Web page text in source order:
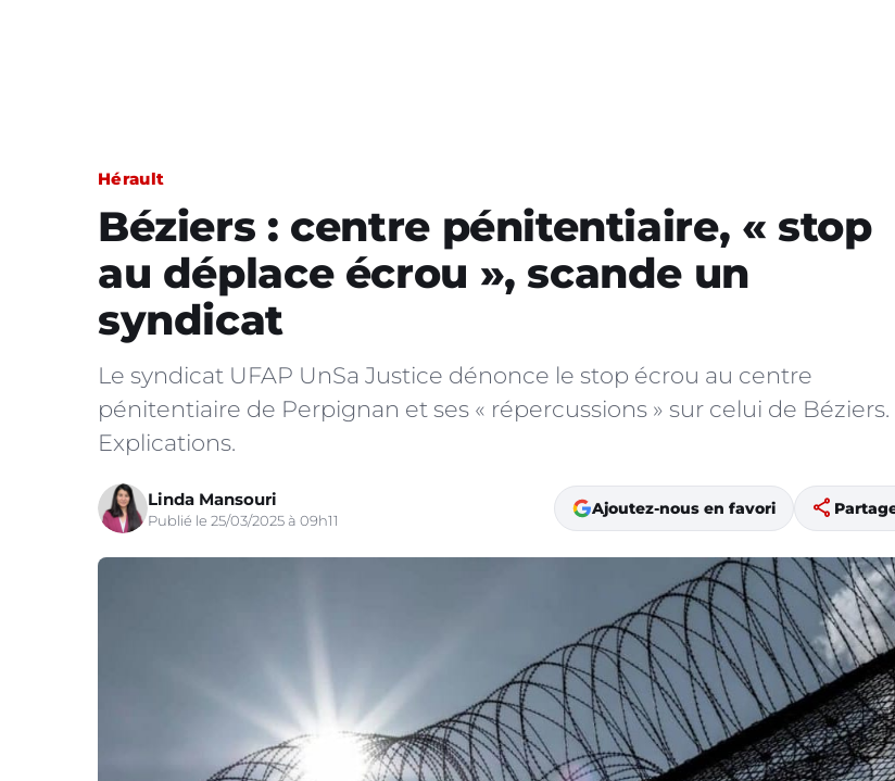
Hérault
Béziers : centre pénitentiaire, « stop
au déplace écrou », scande un
syndicat
Le syndicat UFAP UnSa Justice dénonce le stop écrou au centre
pénitentiaire de Perpignan et ses « répercussions » sur celui de Béziers.
Explications.
Linda Mansouri
Publié le 25/03/2025 à 09h11
Ajoutez-nous en favori share